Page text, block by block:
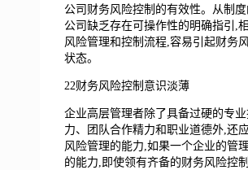
公司财务风险控制的有效性。从制
公司缺乏存在可操作性的明确指引,
风险管理和控制流程,容易引起财务
状态。
22财务风险控制意识淡薄
企业高层管理者除了具备过硬的专
力、团队合作精力和职业道德外,还
风险管理的能力,如果一个企业的管
的能力,即使领有齐备的财务风险控